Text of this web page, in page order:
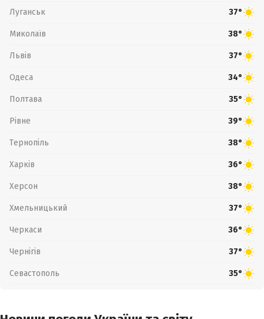
Луганськ 37°
Миколаїв 38°
Львів 37°
Одеса 34°
Полтава 35°
Рівне 39°
Тернопіль 38°
Харків 36°
Херсон 38°
Хмельницький 37°
Черкаси 36°
Чернігів 37°
Севастополь 35°